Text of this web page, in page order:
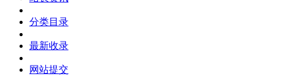
分类目录
最新收录
网站提交